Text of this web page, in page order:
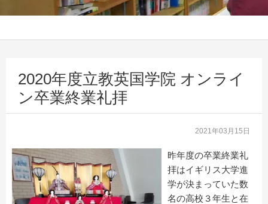
2020年度立教英国学院 オンライ
ン卒業終業礼拝
2021年03月15日
昨年度の卒業終業礼
拝はイギリス大学進
学が決まっていた数
名の高校３年生と在